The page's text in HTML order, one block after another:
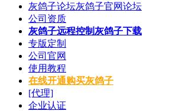
灰鸽子论坛灰鸽子官网论坛
公司资质
灰鸽子远程控制 灰鸽子下载
专版定制
公司官网
使用教程
在线开通购买灰鸽子
[代理]
企业认证